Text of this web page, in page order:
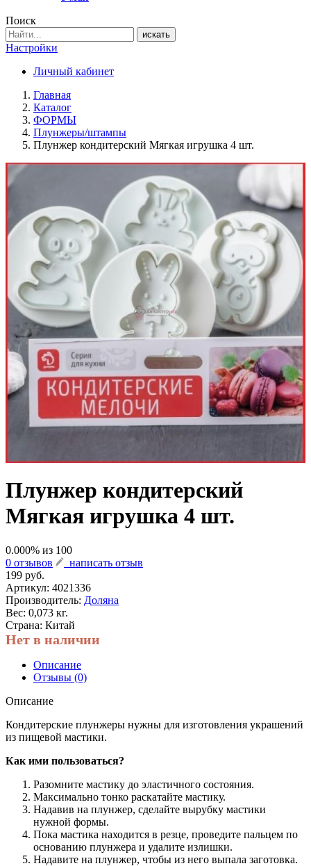
Поиск
искать
Настройки
Личный кабинет
Главная
Каталог
ФОРМЫ
Плунжеры/штампы
Плунжер кондитерский Мягкая игрушка 4 шт.
Плунжер кондитерский
Мягкая игрушка 4 шт.
0.000% из 100
0 отзывов
написать отзыв
199 руб.
Артикул: 4021336
Производитель: Доляна
Вес: 0,073 кг.
Страна: Китай
Нет в наличии
Описание
Отзывы (0)
Описание
Кондитерские плунжеры нужны для изготовления украшений
из пищевой мастики.
Как ими пользоваться?
Разомните мастику до эластичного состояния.
Максимально тонко раскатайте мастику.
Надавив на плунжер, сделайте вырубку мастики
нужной формы.
Пока мастика находится в резце, проведите пальцем по
основанию плунжера и удалите излишки.
Надавите на плунжер, чтобы из него выпала заготовка.